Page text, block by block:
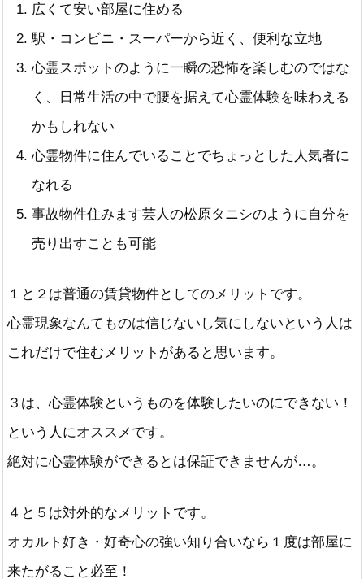
広くて安い部屋に住める
駅・コンビニ・スーパーから近く、便利な立地
心霊スポットのように一瞬の恐怖を楽しむのではな
く、日常生活の中で腰を据えて心霊体験を味わえる
かもしれない
心霊物件に住んでいることでちょっとした人気者に
なれる
事故物件住みます芸人の松原タニシのように自分を
売り出すことも可能
１と２は普通の賃貸物件としてのメリットです。
心霊現象なんてものは信じないし気にしないという人は
これだけで住むメリットがあると思います。
３は、心霊体験というものを体験したいのにできない！
という人にオススメです。
絶対に心霊体験ができるとは保証できませんが…。
４と５は対外的なメリットです。
オカルト好き・好奇心の強い知り合いなら１度は部屋に
来たがること必至！